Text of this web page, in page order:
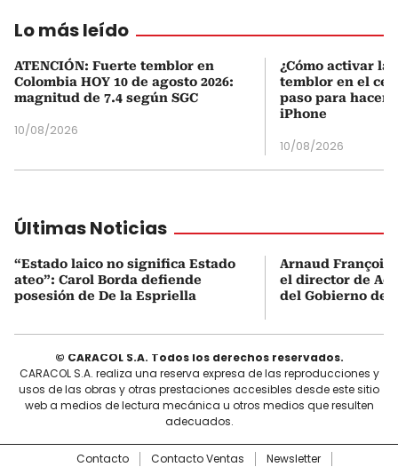
Lo más leído
ATENCIÓN: Fuerte temblor en
Colombia HOY 10 de agosto 2026:
magnitud de 7.4 según SGC
10/08/2026
¿Cómo activar la
temblor en el
paso para
iPhone
10/08/2026
Últimas Noticias
“Estado laico no significa Estado
ateo”: Carol Borda defiende
posesión de De la Espriella
Arnaud François
el director de
del Gobierno de
© CARACOL S.A. Todos los derechos reservados.
CARACOL S.A. realiza una reserva expresa de las reproducciones y
usos de las obras y otras prestaciones accesibles desde este sitio
web a medios de lectura mecánica u otros medios que resulten
adecuados.
Contacto Contacto Ventas Newsletter